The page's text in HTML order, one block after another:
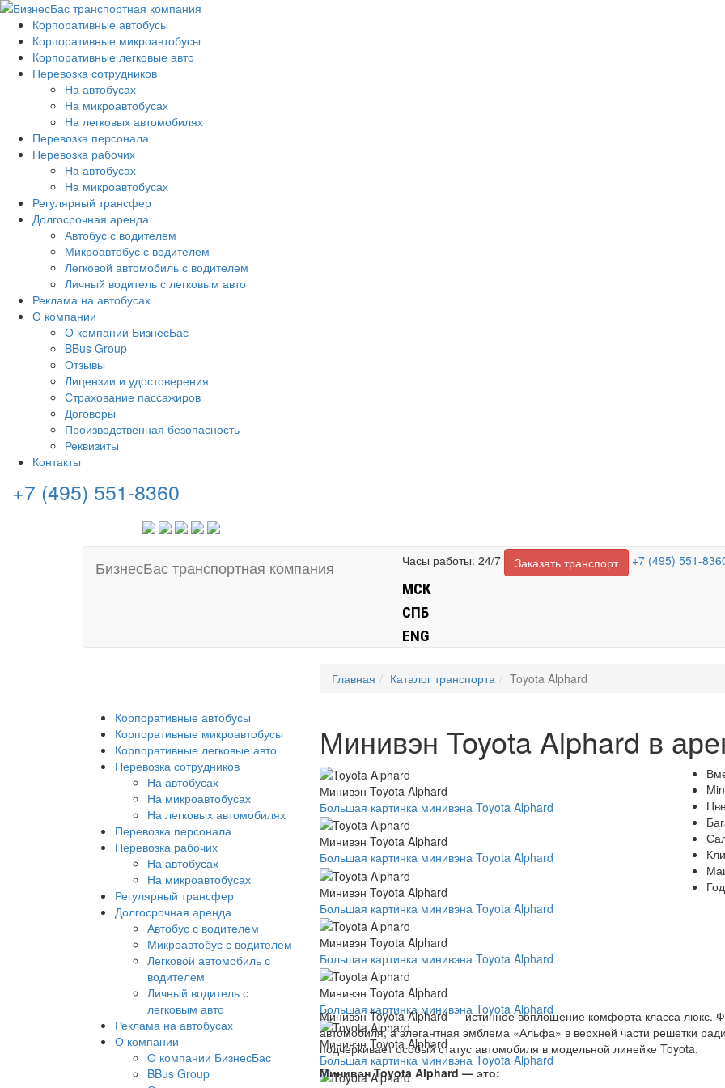
Корпоративные автобусы
Корпоративные микроавтобусы
Корпоративные легковые авто
Перевозка сотрудников
На автобусах
На микроавтобусах
На легковых автомобилях
Перевозка персонала
Перевозка рабочих
На автобусах
На микроавтобусах
Регулярный трансфер
Долгосрочная аренда
Автобус с водителем
Микроавтобус с водителем
Легковой автомобиль с водителем
Личный водитель с легковым авто
Реклама на автобусах
О компании
О компании БизнесБас
BBus Group
Отзывы
Лицензии и удостоверения
Страхование пассажиров
Договоры
Производственная безопасность
Реквизиты
Контакты
+7 (495) 551-8360
БизнесБас транспортная компания Часы работы: 24/7 Заказать транспорт +7 (495) 551-
МСК
СПБ
ENG
Главная Каталог транспорта Toyota Alphard
Минивэн Toyota Alphard в
Минивэн Toyota Alphard
Большая картинка минивэна Toyota Alphard
Минивэн Toyota Alphard
Большая картинка минивэна Toyota Alphard
Минивэн Toyota Alphard
Большая картинка минивэна Toyota Alphard
Минивэн Toyota Alphard
Большая картинка минивэна Toyota Alphard
Минивэн Toyota Alphard
Большая картинка минивэна Toyota Alphard
Минивэн Toyota Alphard
Большая картинка минивэна Toyota Alphard
Минивэн Toyota Alphard — истинное воплощение комфорта класса люкс.
автомобиля, а элегантная эмблема «Альфа» в верхней части решетки
подчеркивает особый статус автомобиля в модельной линейке Toyota.
Минивэн Toyota Alphard — это:
Корпоративные автобусы
Корпоративные микроавтобусы
Корпоративные легковые авто
Перевозка сотрудников
На автобусах
На микроавтобусах
На легковых автомобилях
Перевозка персонала
Перевозка рабочих
На автобусах
На микроавтобусах
Регулярный трансфер
Долгосрочная аренда
Автобус с водителем
Микроавтобус с водителем
Легковой автомобиль с
водителем
Личный водитель с
легковым авто
Реклама на автобусах
О компании
О компании БизнесБас
BBus Group